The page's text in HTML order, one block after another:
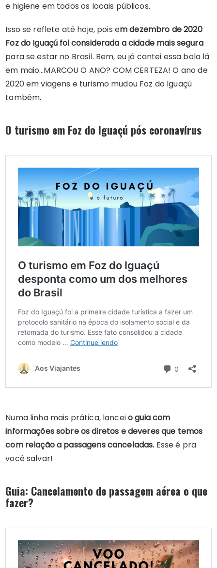
e higiene em todos os locais públicos.
Isso se reflete até hoje, pois em dezembro de 2020
Foz do Iguaçú foi considerada a cidade mais segura
para se estar no Brasil. Bem, eu já cantei essa bola lá
em maio…MARCOU O ANO? COM CERTEZA! O ano de
2020 em viagens e turismo mudou Foz do Iguaçú
também.
O turismo em Foz do Iguaçú pós coronavírus
Numa linha mais prática, lanceio guia com
informações sobre os diretos e deveres que temos
com relação a passagens canceladas. Esse é pra
você salvar!
Guia: Cancelamento de passagem aérea o que
fazer?